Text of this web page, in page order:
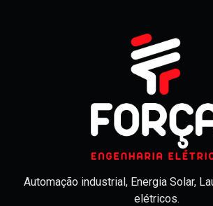
Automação industrial, Energia Solar,
elétricos.